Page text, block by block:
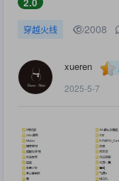
穿越火线 2008
xueren
2025-5-7